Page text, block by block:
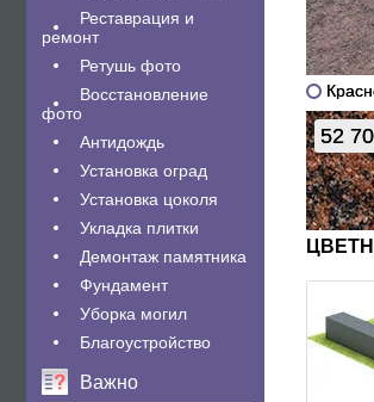
Реставрация и
ремонт
Ретушь фото
Восстановление
фото
Антидождь
Установка оград
Установка цоколя
Укладка плитки
Демонтаж памятника
Фундамент
Уборка могил
Благоустройство
Важно
52